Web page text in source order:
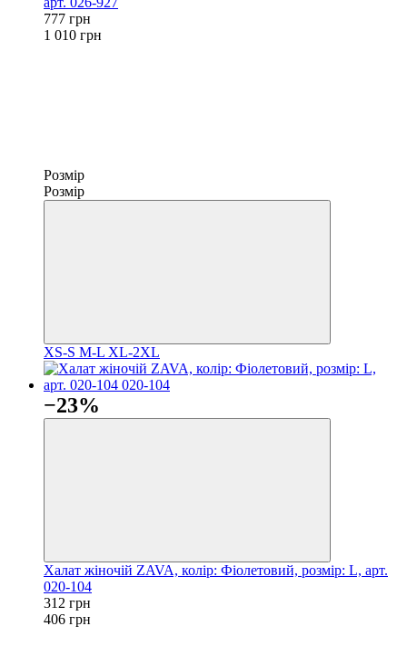
777 грн
1 010 грн
Розмір
Розмір
XS-S M-L XL-2XL
−23%
Халат жіночій ZAVA, колір: Фіолетовий, розмір: L, арт.
020-104
312 грн
406 грн